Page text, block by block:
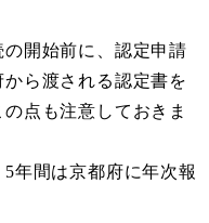
開始前に、認定申請
ら渡される認定書を
点も注意しておきま
年間は京都府に年次報